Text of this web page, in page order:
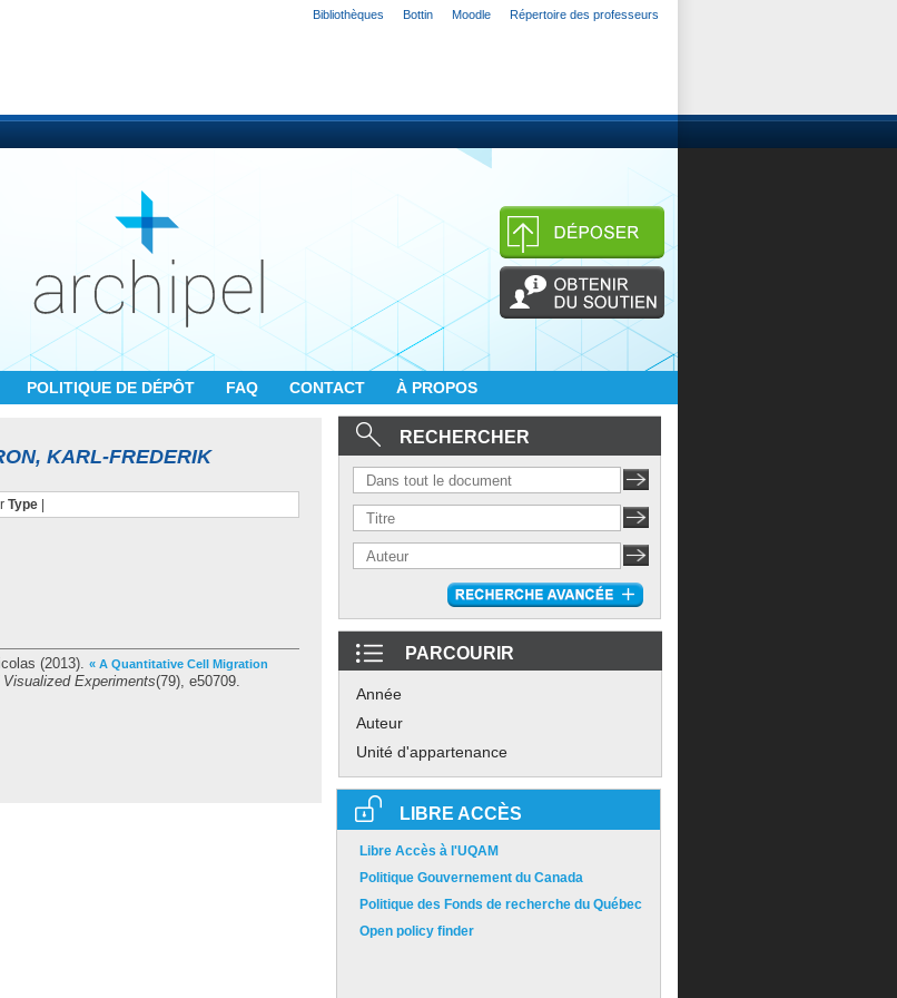
Bibliothèques Bottin Moodle Répertoire des professeurs
POLITIQUE DE DÉPÔT FAQ CONTACT À PROPOS
KARL-FREDERIK
Type|
(2013). « A Quantitative Cell Migration
Experiments(79), e50709.
RECHERCHER
PARCOURIR
Année
Auteur
Unité d'appartenance
LIBRE ACCÈS
Libre Accès à l'UQAM
Politique Gouvernement du Canada
Politique des Fonds de recherche du Québec
Open policy finder